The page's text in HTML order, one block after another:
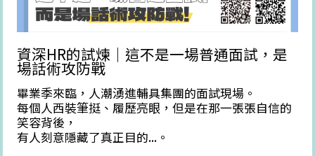
資深HR的試煉｜這不是一場普通面試，是
場話術攻防戰 ​
畢業季來臨，人潮湧進輔具集團的面試現場。
每個人西裝筆挺、履歷亮眼，但是在那一張張自信的
笑容背後，
有人刻意隱藏了真正目的...。